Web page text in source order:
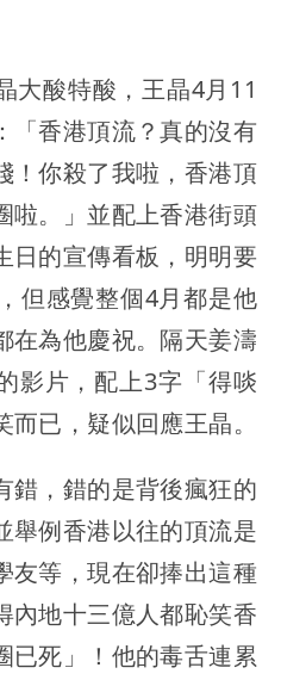
大酸特酸，王晶4月11
「香港頂流？真的沒有
！你殺了我啦，香港頂
啦。」並配上香港街頭
日的宣傳看板，明明要
但感覺整個4月都是他
在為他慶祝。隔天姜濤
影片，配上3字「得啖
已，疑似回應王晶。
錯，錯的是背後瘋狂的
舉例香港以往的頂流是
友等，現在卻捧出這種
內地十三億人都恥笑香
已死」！他的毒舌連累